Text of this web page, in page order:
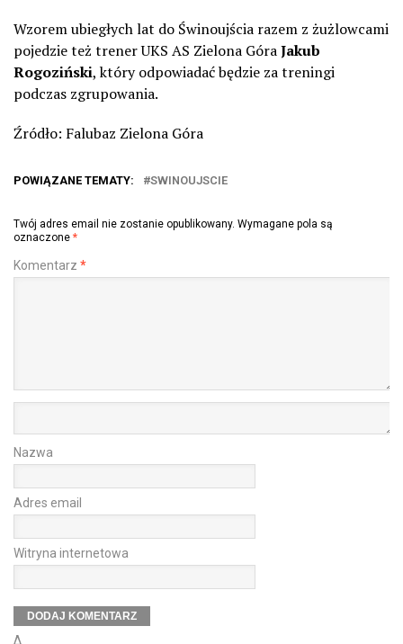
Wzorem ubiegłych lat do Świnoujścia razem z żużlowcami
pojedzie też trener UKS AS Zielona GóraJakub
Rogoziński, który odpowiadać będzie za treningi
podczas zgrupowania.
Źródło: Falubaz Zielona Góra
POWIĄZANE TEMATY: SWINOUJSCIE
Twój adres email nie zostanie opublikowany. Wymagane pola są
oznaczone *
Komentarz *
Nazwa
Adres email
Witryna internetowa
Δ